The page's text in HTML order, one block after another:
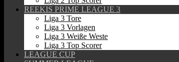
REEKIS PRIME LEAGUE 3
Liga 3 Tore
Liga 3 Vorlagen
Liga 3 Weiße Weste
Liga 3 Top Scorer
LEAGUE CUP